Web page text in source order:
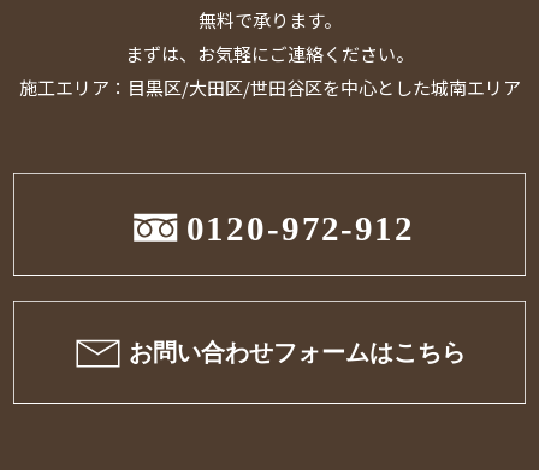
無料で承ります。
まずは、お気軽にご連絡ください。
施工エリア：目黒区/大田区/世田谷区を中心とした城南エリア